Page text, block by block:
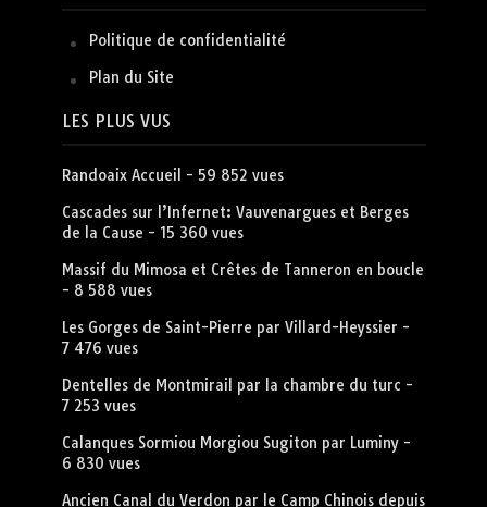
Politique de confidentialité
Plan du Site
LES PLUS VUS
Randoaix Accueil - 59 852 vues
Cascades sur l’Infernet: Vauvenargues et Berges
de la Cause - 15 360 vues
Massif du Mimosa et Crêtes de Tanneron en boucle
- 8 588 vues
Les Gorges de Saint-Pierre par Villard-Heyssier -
7 476 vues
Dentelles de Montmirail par la chambre du turc -
7 253 vues
Calanques Sormiou Morgiou Sugiton par Luminy-
6 830 vues
Ancien Canal du Verdon par le Camp Chinois depuis